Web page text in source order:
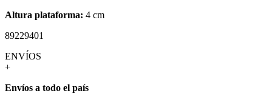
Altura plataforma: 4 cm
89229401
ENVÍOS
+
Envíos a todo el país